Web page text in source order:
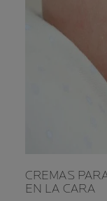
CREMAS
EN LA CARA